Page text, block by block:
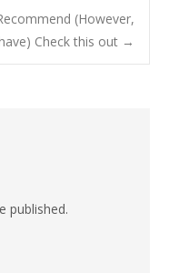
(However,
Check this out →
published.